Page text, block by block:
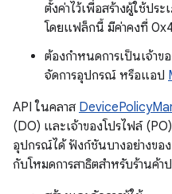
ตั้งค่าไว้เพื่อสร้างผู้ใช้ปร
โดยแฟล็กนี้ มีค่าคงที่
ต้องกำหนดการเป็นเจ้า
จัดการอุปกรณ์ หรือแอป
API ในคลาส
(DO) และเจ้าของโปรไฟล์
อุปกรณ์ได้ ฟังก์ชันบางอย่างของ
กับโหมดการสาธิตสำหรับร้านค้า